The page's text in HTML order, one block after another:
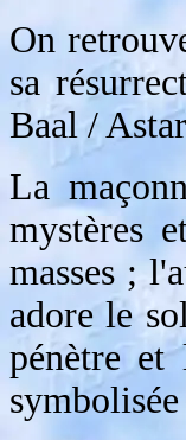
On
sa
Baal /
La
mystères
masses ;
adore le
pénètre